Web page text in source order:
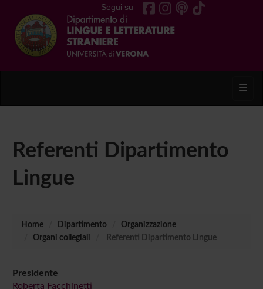
Segui su
Referenti Dipartimento
Lingue
Home Dipartimento
Organizzazione
Organi collegiali
Referenti Dipartimento Lingue
Presidente
Roberta Facchinetti